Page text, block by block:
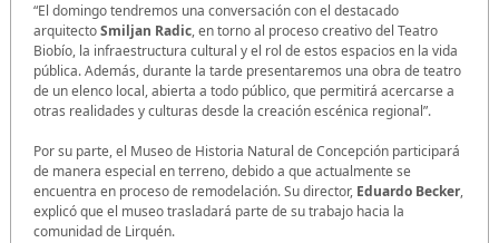
“El domingo tendremos una conversación con el destacado
arquitectoSmiljan Radic, en torno al proceso creativo del Teatro
Biobío, la infraestructura cultural y el rol de estos espacios en la vida
pública. Además, durante la tarde presentaremos una obra de teatro
de un elenco local, abierta a todo público, que permitirá acercarse a
otras realidades y culturas desde la creación escénica regional”.
Por su parte, el Museo de Historia Natural de Concepción participará
de manera especial en terreno, debido a que actualmente se
encuentra en proceso de remodelación. Su director, Eduardo Becker,
explicó que el museo trasladará parte de su trabajo hacia la
comunidad de Lirquén.